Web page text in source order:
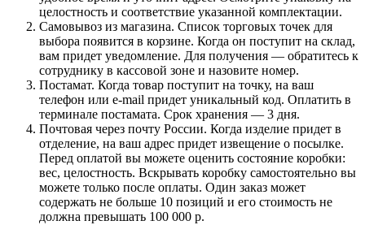
целостность и соответствие указанной комплектации.
Самовывоз из магазина. Список торговых точек для
выбора появится в корзине. Когда он поступит на склад,
вам придет уведомление. Для получения — обратитесь к
сотруднику в кассовой зоне и назовите номер.
Постамат. Когда товар поступит на точку, на ваш
телефон или e-mail придет уникальный код. Оплатить в
терминале постамата. Срок хранения — 3 дня.
Почтовая через почту России. Когда изделие придет в
отделение, на ваш адрес придет извещение о посылке.
Перед оплатой вы можете оценить состояние коробки:
вес, целостность. Вскрывать коробку самостоятельно вы
можете только после оплаты. Один заказ может
содержать не больше 10 позиций и его стоимость не
должна превышать 100 000 р.